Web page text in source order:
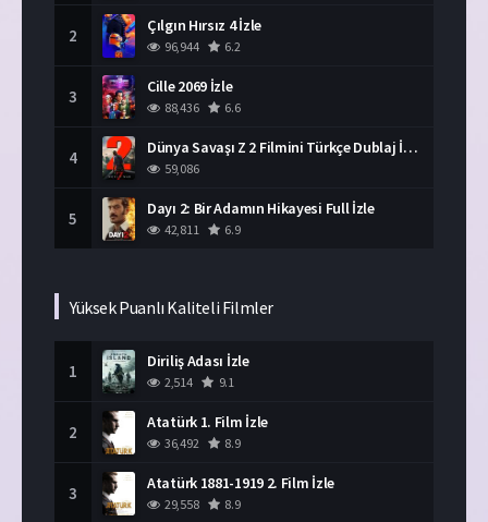
2 Çılgın Hırsız 4 İzle
96,944 6.2
3 Cille 2069 İzle
88,436 6.6
4 Dünya Savaşı Z 2 Filmini Türkçe Dublaj İzle
59,086
5 Dayı 2: Bir Adamın Hikayesi Full İzle
42,811 6.9
Yüksek Puanlı Kaliteli Filmler
1 Diriliş Adası İzle
2,514 9.1
2 Atatürk 1. Film İzle
36,492 8.9
3 Atatürk 1881-1919 2. Film İzle
29,558 8.9